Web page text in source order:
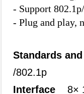
- Support
- Plug and play,
Standards
/802.1p
Interface 8×